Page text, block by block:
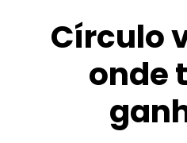
Círculo
onde